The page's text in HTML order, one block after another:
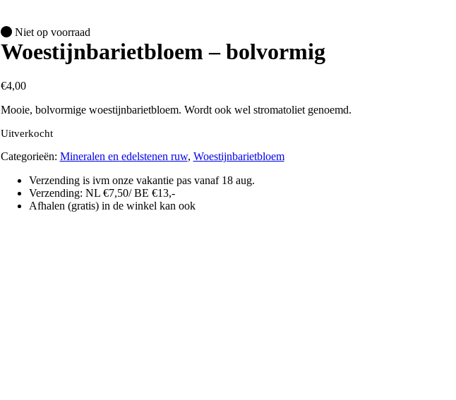
Niet op voorraad
Woestijnbarietbloem – bolvormig
€4,00
Mooie, bolvormige woestijnbarietbloem. Wordt ook wel stromatoliet genoemd.
Uitverkocht
Categorieën: Mineralen en edelstenen ruw, Woestijnbarietbloem
Verzending is ivm onze vakantie pas vanaf 18 aug.
Verzending: NL €7,50/ BE €13,-
Afhalen (gratis) in de winkel kan ook